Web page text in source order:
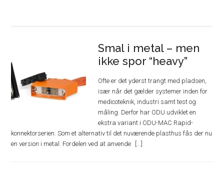
Smal i metal – men
ikke spor “heavy”
Ofte er det yderst trangt med pladsen,
især når det gælder systemer inden for
medicoteknik, industri samt test og
måling. Derfor har ODU udviklet en
ekstra variant i ODU-MAC Rapid-
konnektorserien. Som et alternativ til det nuværende plasthus fås der nu
en version i metal. Fordelen ved at anvende